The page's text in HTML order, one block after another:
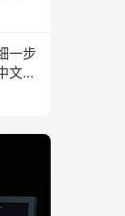
一步
文版